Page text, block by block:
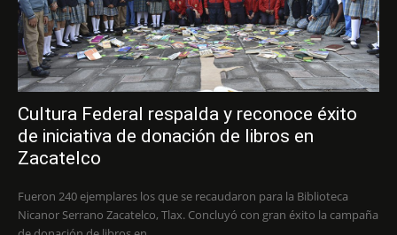
Cultura Federal respalda y reconoce éxito
de iniciativa de donación de libros en
Zacatelco
Fueron 240 ejemplares los que se recaudaron para la Biblioteca
Nicanor Serrano Zacatelco, Tlax. Concluyó con gran éxito la campaña